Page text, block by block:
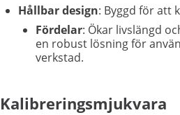
Hållbar design: Byggd för att
Fördelar: Ökar livslängd
en robust lösning för
verkstad.
Kalibreringsmjukvara